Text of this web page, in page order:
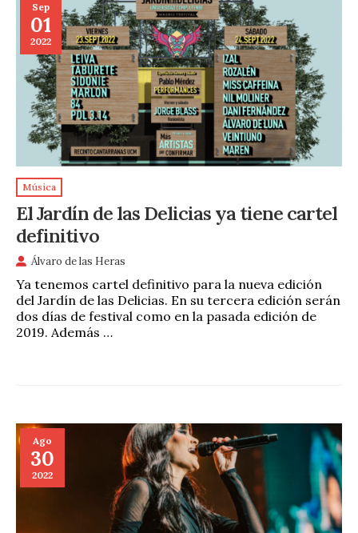
Sep
01
2022
Música
El Jardín de las Delicias ya tiene cartel
definitivo
Álvaro de las Heras
Ya tenemos cartel definitivo para la nueva edición
del Jardín de las Delicias. En su tercera edición serán
dos días de festival como en la pasada edición de
2019. Además …
Ago
30
2022